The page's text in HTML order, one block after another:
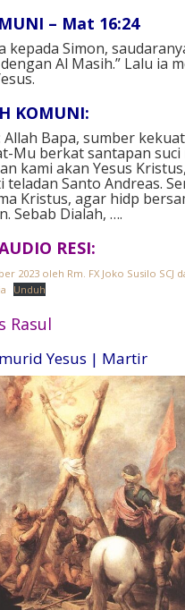
– Mat 16:24
kepada Simon,
Al Masih.” Lalu ia
KOMUNI:
Bapa, sumber
Mu berkat santapan suci
kami akan Yesus
Santo Andreas.
Kristus, agar hidp
Sebab Dialah, ….
RESI:
2023 oleh Rm. FX Joko Susilo SCJ
Unduh
Rasul
Yesus | Martir